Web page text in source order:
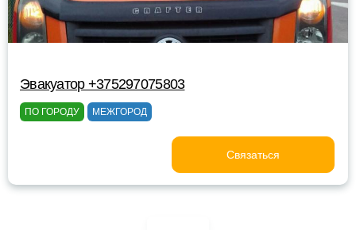
Эвакуатор +375297075803
ПО ГОРОДУ МЕЖГОРОД
Связаться